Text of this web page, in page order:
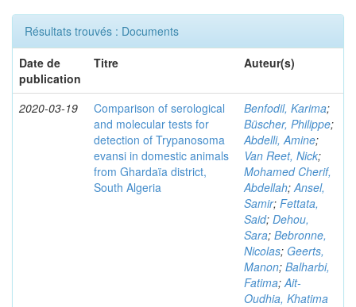
Résultats trouvés : Documents
Date de
publication
Titre Auteur(s)
2020-03-19
Comparison of serological
and molecular tests for
detection of Trypanosoma
evansi in domestic animals
from Ghardaïa district,
South Algeria
Benfodil, Karima;
Büscher, Philippe;
Abdelli, Amine;
Van Reet, Nick;
Mohamed Cherif,
Abdellah;Ansel,
Samir; Fettata,
Said; Dehou,
Sara; Bebronne,
Nicolas; Geerts,
Manon; Balharbi,
Fatima;Ait-
Oudhia, Khatima